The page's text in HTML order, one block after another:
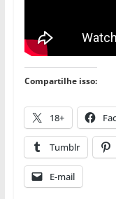
Compartilhe isso:
18+
Tumblr
E-mail